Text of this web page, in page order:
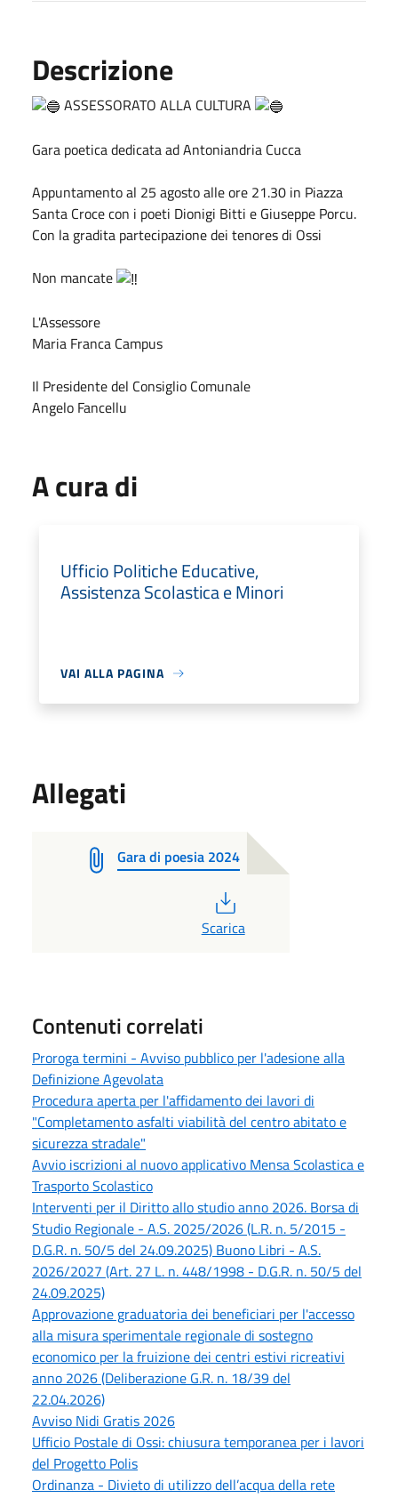
Descrizione
ASSESSORATO ALLA CULTURA
Gara poetica dedicata ad Antoniandria Cucca
Appuntamento al 25 agosto alle ore 21.30 in Piazza
Santa Croce con i poeti Dionigi Bitti e Giuseppe Porcu.
Con la gradita partecipazione dei tenores di Ossi
Non mancate
L'Assessore
Maria Franca Campus
Il Presidente del Consiglio Comunale
Angelo Fancellu
A cura di
Ufficio Politiche Educative,
Assistenza Scolastica e Minori
VAI ALLA PAGINA
Allegati
Gara di poesia 2024
Scarica
Contenuti correlati
Proroga termini - Avviso pubblico per l'adesione alla
Definizione Agevolata
Procedura aperta per l'affidamento dei lavori di
"Completamento asfalti viabilità del centro abitato e
sicurezza stradale"
Avvio iscrizioni al nuovo applicativo Mensa Scolastica e
Trasporto Scolastico
Interventi per il Diritto allo studio anno 2026. Borsa di
Studio Regionale - A.S. 2025/2026 (L.R. n. 5/2015 -
D.G.R. n. 50/5 del 24.09.2025) Buono Libri - A.S.
2026/2027 (Art. 27 L. n. 448/1998 - D.G.R. n. 50/5 del
24.09.2025)
Approvazione graduatoria dei beneficiari per l'accesso
alla misura sperimentale regionale di sostegno
economico per la fruizione dei centri estivi ricreativi
anno 2026 (Deliberazione G.R. n. 18/39 del
22.04.2026)
Avviso Nidi Gratis 2026
Ufficio Postale di Ossi: chiusura temporanea per i lavori
del Progetto Polis
Ordinanza - Divieto di utilizzo dell’acqua della rete